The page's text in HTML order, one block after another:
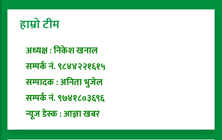
हाम्रो टीम
अध्यक्ष : निकेश खनाल
सम्पर्क नं. ९८४४२२१६१५
सम्पादक : अनिता भुजेल
सम्पर्क नं. ९७४१८०३६९६
न्यूज डेस्क : आज्ञा खबर